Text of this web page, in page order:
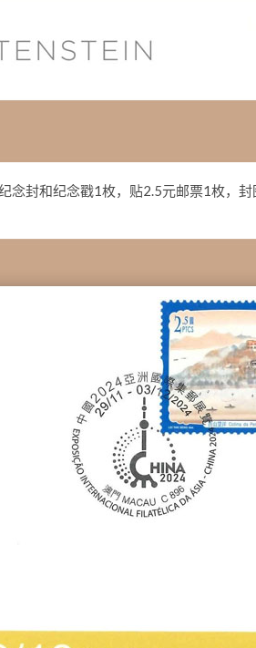
封和纪念戳1枚，贴2.5元邮票1枚，